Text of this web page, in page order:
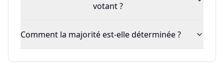
votant ?
Comment la majorité est-elle déterminée ?